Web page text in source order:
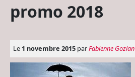
promo 2018
Le 1 novembre 2015 parFabienne Gozlan